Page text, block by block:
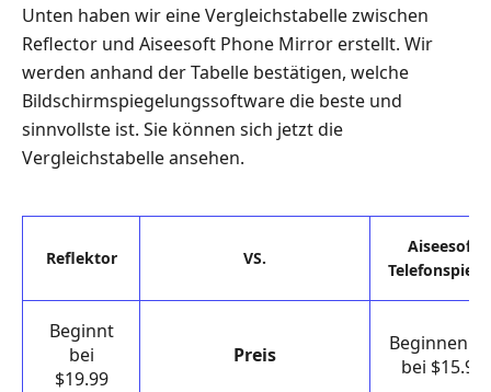
Unten haben wir eine Vergleichstabelle zwischen
Reflector und Aiseesoft Phone Mirror erstellt. Wir
werden anhand der Tabelle bestätigen, welche
Bildschirmspiegelungssoftware die beste und
sinnvollste ist. Sie können sich jetzt die
Vergleichstabelle ansehen.
Reflektor VS.
Aiseesoft
Beginnt
bei
$19.99
Preis
Beginnen
bei $15.96